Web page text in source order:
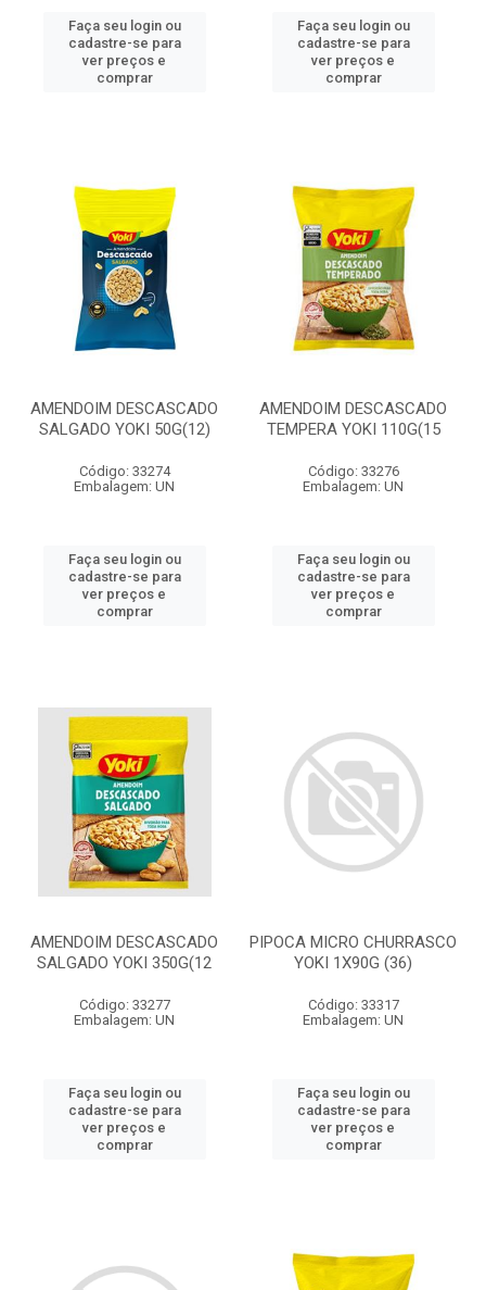
Faça seu login ou
cadastre-se para
ver preços e
comprar
Faça seu login ou
cadastre-se para
ver preços e
comprar
AMENDOIM DESCASCADO
SALGADO YOKI 50G(12)
Código: 33274
Embalagem: UN
Faça seu login ou
cadastre-se para
ver preços e
comprar
AMENDOIM DESCASCADO
TEMPERA YOKI 110G(15
Código: 33276
Embalagem: UN
Faça seu login ou
cadastre-se para
ver preços e
comprar
AMENDOIM DESCASCADO
SALGADO YOKI 350G(12
Código: 33277
Embalagem: UN
Faça seu login ou
cadastre-se para
ver preços e
comprar
PIPOCA MICRO CHURRASCO
YOKI 1X90G (36)
Código: 33317
Embalagem: UN
Faça seu login ou
cadastre-se para
ver preços e
comprar